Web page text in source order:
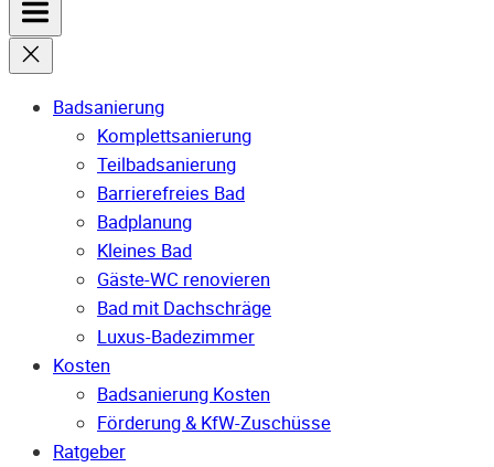
Badsanierung
Komplettsanierung
Teilbadsanierung
Barrierefreies Bad
Badplanung
Kleines Bad
Gäste-WC renovieren
Bad mit Dachschräge
Luxus-Badezimmer
Kosten
Badsanierung Kosten
Förderung & KfW-Zuschüsse
Ratgeber